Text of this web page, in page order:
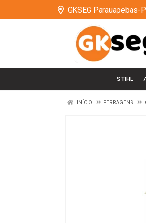
GKSEG Parauapebas-
STIHL
INÍCIO FERRAGENS